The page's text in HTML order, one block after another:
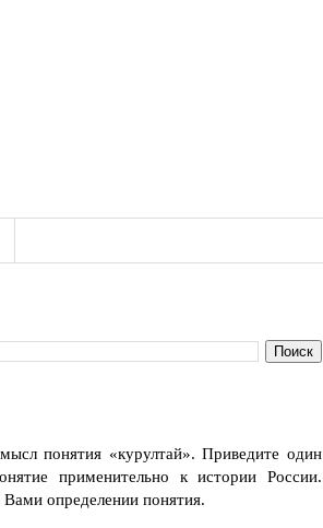
понятия «курултай». Приведите один
применительно к истории России.
определении понятия.